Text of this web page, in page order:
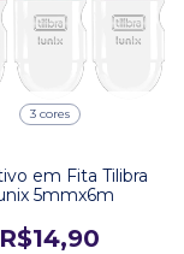
3 cores
em Fita Tilibra
5mmx6m
R$14,90